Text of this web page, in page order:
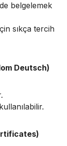
belgelemek
sıkça tercih
Deutsch)